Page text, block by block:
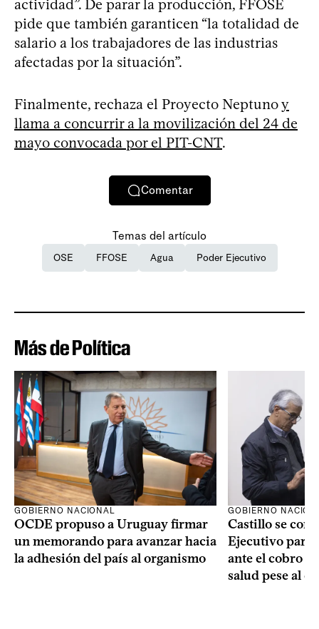
actividad”. De parar la producción, FFOSE
pide que también garanticen “la totalidad de
salario a los trabajadores de las industrias
afectadas por la situación”.
Finalmente, rechaza el Proyecto Neptunoy
llama a concurrir a la movilización del 24 de
mayo convocada por el PIT-CNT.
Comentar
Temas del artículo
OSE FFOSE Agua Poder Ejecutivo
Más de Política
GOBIERNO NACIONAL
OCDE propuso a Uruguay firmar
un memorando para avanzar hacia
la adhesión del país al organismo
GOBIERNO
Castillo se
Ejecutivo para
ante el cobro
salud pese al